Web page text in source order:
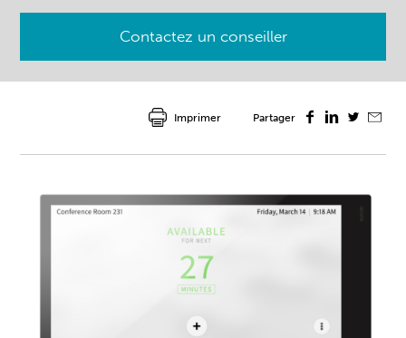
Contactez un conseiller
Partager
Imprimer